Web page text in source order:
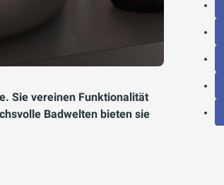
Sie vereinen Funktionalität
Badwelten bieten sie